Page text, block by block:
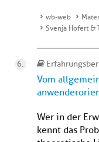
wb-web
Svenja Hofert &
Vom
Wer in der
kennt das